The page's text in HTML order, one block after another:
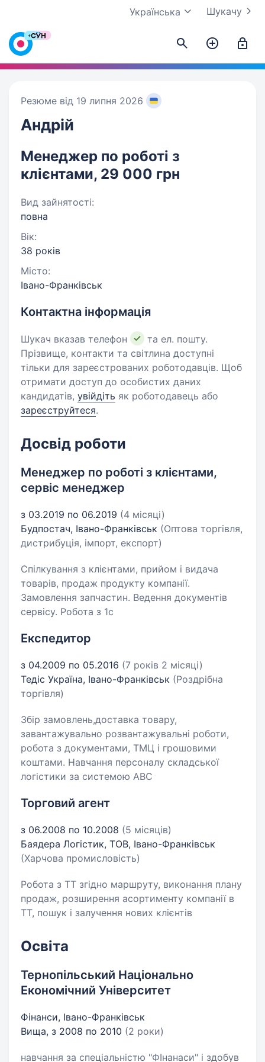
Шукачу
Українська
Резюме від 19 липня 2026
Андрій
Менеджер по роботі з
клієнтами, 29 000 грн
Вид зайнятості:
повна
Вік:
38 років
Місто:
Івано-Франківськ
Контактна інформація
Шукач вказав телефон
та ел. пошту.
Прізвище, контакти та світлина доступні
тільки для зареєстрованих роботодавців. Щоб
отримати доступ до особистих даних
кандидатів, увійдіть як роботодавець або
зареєструйтеся.
Досвід роботи
Менеджер по роботі з клієнтами,
сервіс менеджер
з 03.2019 по 06.2019 (4 місяці)
Будпостач, Івано-Франківськ (Оптова торгівля,
дистрибуція, імпорт, експорт)
Спілкування з клієнтами, прийом і видача
товарів, продаж продукту компанії.
Замовлення запчастин. Ведення документів
сервісу. Робота з 1с
Експедитор
з 04.2009 по 05.2016 (7 років 2 місяці)
Тедіс Україна, Івано-Франківськ (Роздрібна
торгівля)
Збір замовлень,доставка товару,
завантажувально розвантажувальні роботи,
робота з документами, ТМЦ і грошовими
коштами. Навчання персоналу складської
логістики за системою АВС
Торговий агент
з 06.2008 по 10.2008 (5 місяців)
Баядера Логістик, ТОВ, Івано-Франківськ
(Харчова промисловість)
Робота з ТТ згідно маршруту, виконання плану
продаж, розширення асортименту компанії в
ТТ, пошук і залучення нових клієнтів
Освіта
Тернопільський Національно
Економічний Університет
Фінанси, Івано-Франківськ
Вища, з 2008 по 2010 (2 роки)
навчання за спеціальністю "ФІнанаси" і здобув